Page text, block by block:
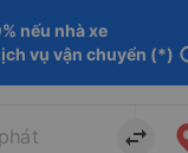
nếu nhà xe
vụ vận chuyển (*)
import_export